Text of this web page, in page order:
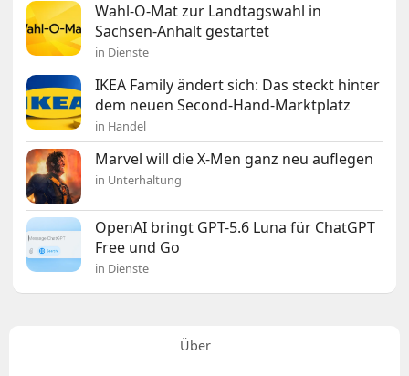
Wahl-O-Mat zur Landtagswahl in
Sachsen-Anhalt gestartet
in Dienste
IKEA Family ändert sich: Das steckt hinter
dem neuen Second-Hand-Marktplatz
in Handel
Marvel will die X-Men ganz neu auflegen
in Unterhaltung
OpenAI bringt GPT-5.6 Luna für ChatGPT
Free und Go
in Dienste
Über